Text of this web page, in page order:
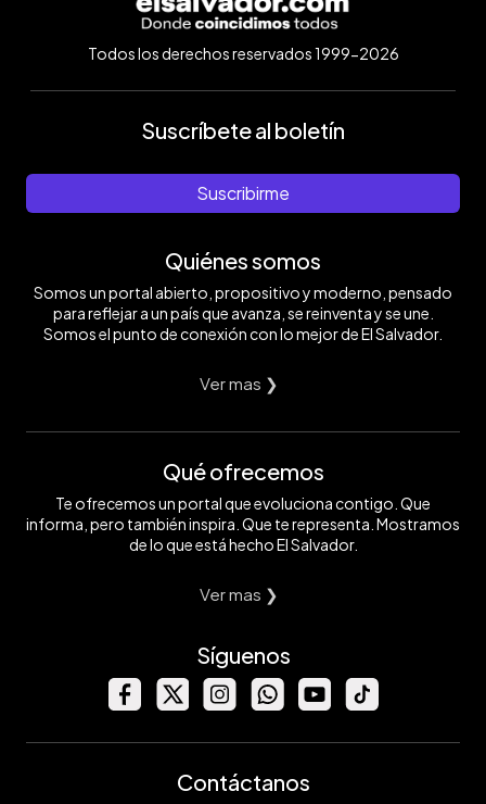
Todos los derechos reservados 1999-2026
Suscríbete al boletín
Suscribirme
Quiénes somos
Somos un portal abierto, propositivo y moderno, pensado
para reflejar a un país que avanza, se reinventa y se une.
Somos el punto de conexión con lo mejor de El Salvador.
Ver mas ❯
Qué ofrecemos
Te ofrecemos un portal que evoluciona contigo. Que
informa, pero también inspira. Que te representa. Mostramos
de lo que está hecho El Salvador.
Ver mas ❯
Síguenos
Contáctanos